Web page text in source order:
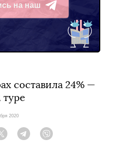
на наш
составила 24% —
2020
Twitter Telegram